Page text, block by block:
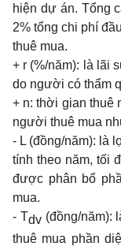
hiện dự án. Tổng
2% tổng chi phí
thuê mua.
+ r (%/năm): là lãi
do người có thẩm
+ n: thời gian thuê
người thuê mua
- L (đồng/năm): là
tính theo năm, tối
được phân bổ
mua.
- Tdv(đồng/năm):
thuê mua phần